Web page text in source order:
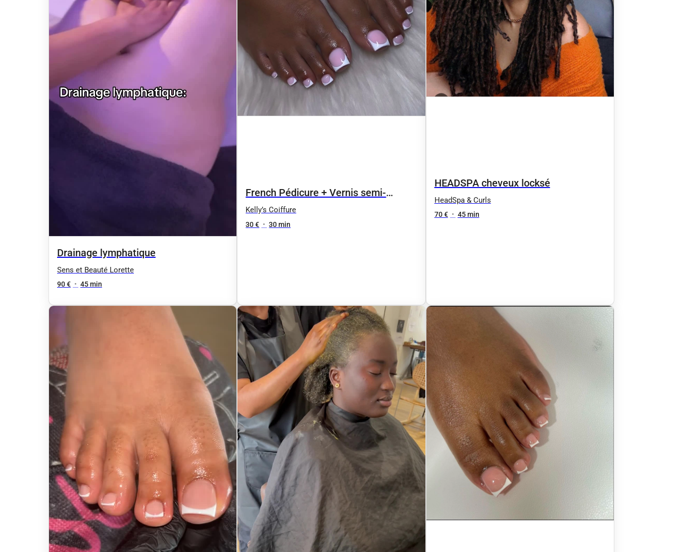
Drainage lymphatique
Sens et Beauté Lorette
90 € • 45 min
French Pédicure + Vernis semi-
permanent
Kelly’s Coiffure
30 € • 30 min
HEADSPA cheveux locksé
HeadSpa & Curls
70 € • 45 min